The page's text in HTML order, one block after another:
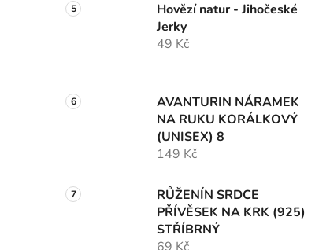
Hovězí natur - Jihočeské
Jerky
49 Kč
AVANTURIN NÁRAMEK
NA RUKU KORÁLKOVÝ
(UNISEX) 8
149 Kč
RŮŽENÍN SRDCE
PŘÍVĚSEK NA KRK (925)
STŘÍBRNÝ